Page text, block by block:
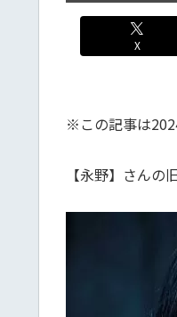
X
※この記事は
【永野】さん